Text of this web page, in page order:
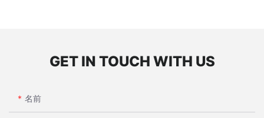
GET IN TOUCH WITH US
名前